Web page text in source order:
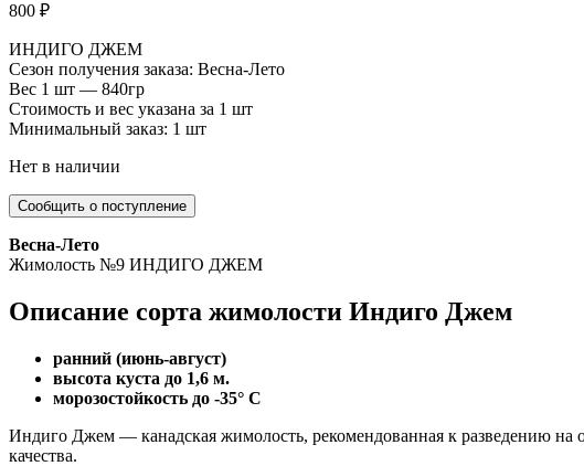
800 ₽
ИНДИГО ДЖЕМ
Сезон получения заказа: Весна-Лето
Вес 1 шт — 840гр
Стоимость и вес указана за 1 шт
Минимальный заказ: 1 шт
Нет в наличии
Весна-Лето
Жимолость №9 ИНДИГО ДЖЕМ
Описание сорта жимолости Индиго Джем
ранний (июнь-август)
высота куста до 1,6 м.
морозостойкость до -35° C
Индиго Джем — канадская жимолость, рекомендованная к разведению
качества.